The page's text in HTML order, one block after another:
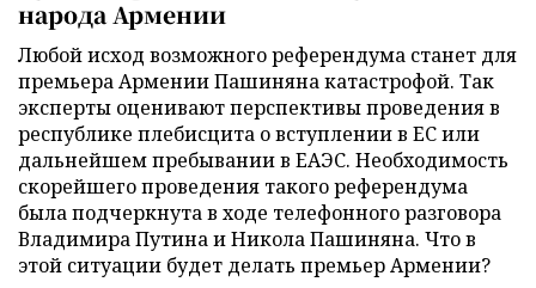
народа Армении
Любой исход возможного референдума станет для
премьера Армении Пашиняна катастрофой. Так
эксперты оценивают перспективы проведения в
республике плебисцита о вступлении в ЕС или
дальнейшем пребывании в ЕАЭС. Необходимость
скорейшего проведения такого референдума
была подчеркнута в ходе телефонного разговора
Владимира Путина и Никола Пашиняна. Что в
этой ситуации будет делать премьер Армении?